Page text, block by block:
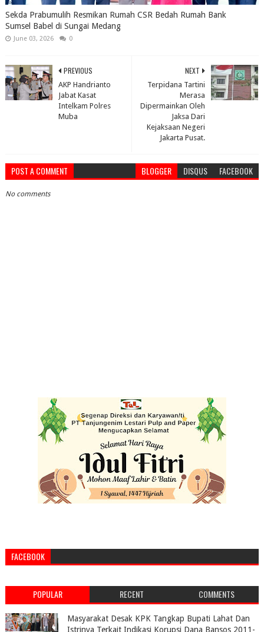
Sekda Prabumulih Resmikan Rumah CSR Bedah Rumah Bank
Sumsel Babel di Sungai Medang
June 03, 2026 0
NEXT
Terpidana Tartini
Merasa
Dipermainkan Oleh
Jaksa Dari
Kejaksaan Negeri
Jakarta Pusat.
PREVIOUS
AKP Handrianto
Jabat Kasat
Intelkam Polres
Muba
POST A COMMENT BLOGGER DISQUS FACEBOOK
No comments
FACEBOOK
POPULAR RECENT COMMENTS
Masyarakat Desak KPK Tangkap Bupati Lahat Dan
Istrinya Terkait Indikasi Korupsi Dana Bansos 2011-